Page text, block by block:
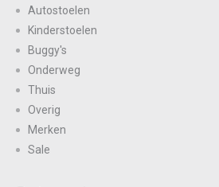
Autostoelen
Kinderstoelen
Buggy's
Onderweg
Thuis
Overig
Merken
Sale